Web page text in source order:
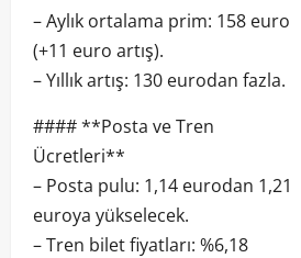
– Aylık ortalama prim: 158 euro
(+11 euro artış).
– Yıllık artış: 130 eurodan fazla.
#### **Posta ve Tren
Ücretleri**
– Posta pulu: 1,14 eurodan 1,21
euroya yükselecek.
– Tren bilet fiyatları: %6,18